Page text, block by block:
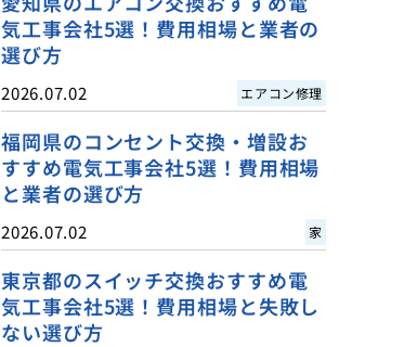
気工事会社5選！費用相場と業者の
選び方
2026.07.02 エアコン修理
福岡県のコンセント交換・増設お
すすめ電気工事会社5選！費用相場
と業者の選び方
2026.07.02 家
東京都のスイッチ交換おすすめ電
気工事会社5選！費用相場と失敗し
ない選び方